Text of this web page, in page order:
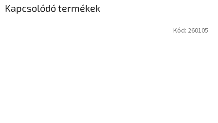
Kapcsolódó termékek
Kód: 260105